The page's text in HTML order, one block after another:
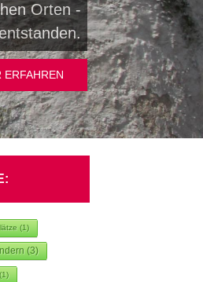
Orten -
ERFAHREN
(1)
(3)